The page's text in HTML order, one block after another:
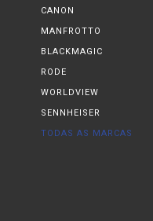
CANON
MANFROTTO
BLACKMAGIC
RODE
WORLDVIEW
SENNHEISER
TODAS AS MARCAS